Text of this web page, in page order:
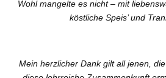
Wohl mangelte es nicht – mit
köstliche Speis’ und
Mein herzlicher Dank gilt all jenen,